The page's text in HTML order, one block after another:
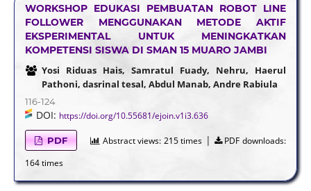
WORKSHOP EDUKASI PEMBUATAN ROBOT LINE
FOLLOWER MENGGUNAKAN METODE AKTIF
EKSPERIMENTAL UNTUK MENINGKATKAN
KOMPETENSI SISWA DI SMAN 15 MUARO JAMBI
Yosi Riduas Hais, Samratul Fuady, Nehru, Haerul
Pathoni, dasrinal tesal, Abdul Manab, Andre Rabiula
116-124
DOI: https://doi.org/10.55681/ejoin.v1i3.636
PDF Abstract views: 215 times |
PDF downloads:
164 times